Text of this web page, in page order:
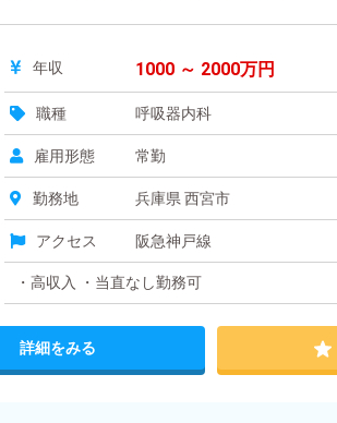
年収 1000 ～ 2000万円
職種 呼吸器内科
雇用形態 常勤
勤務地 兵庫県 西宮市
アクセス 阪急神戸線
・高収入 ・当直なし勤務可
詳細をみる